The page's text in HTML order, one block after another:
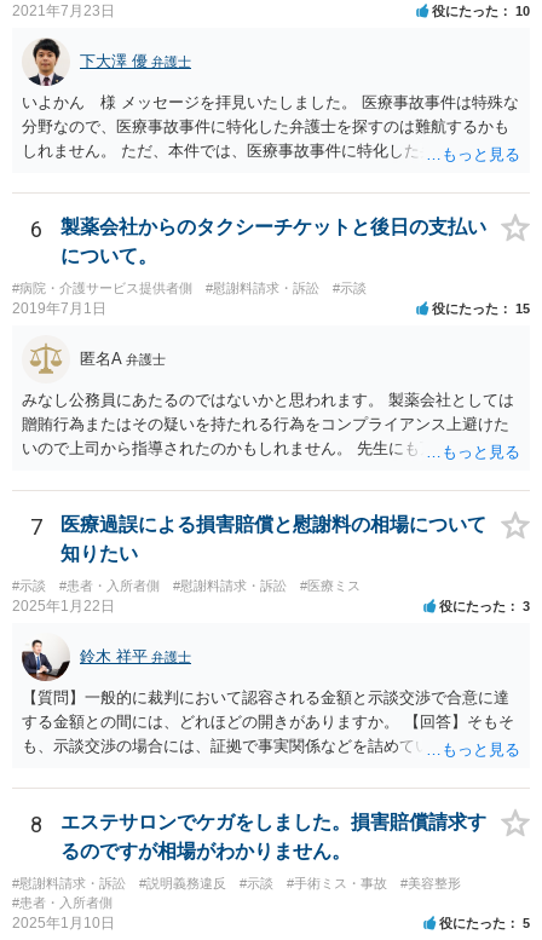
2021年7月23日 役にたった 10
下大澤 優 弁護士
いよかん 様 メッセージを拝見いたしました。 医療事故事件は特殊な
分野なので、医療事故事件に特化した弁護士を探すのは難航するかも
しれません。 ただ、本件では、医療事故事件に特化した弁護士でなく
の過失（医療ミス）の立証なのですが、本件では過失自体には争いが
ないため、損害額の立証が主なポイントになります。 損害額に立証に
関しては、交通事故事件と同様の発想で考えればよいので、対応でき
る弁護士は多いと思います。 今後の交渉については、ご自身で対応さ
れることも可能ではありますが、相手方保険会社は容易に増額に応じ
ない（多少の増額はあり得るとしても、裁判基準での和解は難しい）
と思われます。 弁護士が介入することにより提示額が大きく変わるこ
とは多々あるため、可能であれば弁護士に依頼した上での交渉をお勧
めしたいところです。
6
製薬会社からのタクシーチケットと後日の支払い
について。
#病院・介護サービス提供者側 #慰謝料請求・訴訟 #示談
2019年7月1日 役にたった 15
匿名A 弁護士
みなし公務員にあたるのではないかと思われます。 製薬会社としては
贈賄行為またはその疑いを持たれる行為をコンプライアンス上避けた
いので上司から指導されたのかもしれません。 先生にも万一迷惑をか
7
医療過誤による損害賠償と慰謝料の相場について
知りたい
#示談 #患者・入所者側 #慰謝料請求・訴訟 #医療ミス
2025年1月22日 役にたった 3
鈴木 祥平 弁護士
【質問】一般的に裁判において認容される金額と示談交渉で合意に達
する金額との間には、どれほどの開きがありますか。 【回答】そもそ
も、示談交渉の場合には、証拠で事実関係などを詰めていないことが
程度にはなると思います。
8
エステサロンでケガをしました。損害賠償請求す
るのですが相場がわかりません。
#慰謝料請求・訴訟 #説明義務違反 #示談 #手術ミス・事故
#美容整形
#患者・入所者側
2025年1月10日 役にたった 5